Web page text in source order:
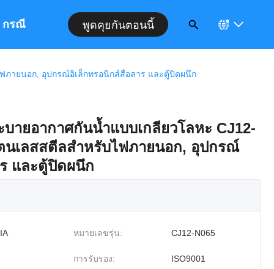
กรณี พูดคุยกันตอนนี้
ภายนอก, อุปกรณ์อิเล็กทรอนิกส์สื่อสาร และตู้ปิดผนึก
บายอากาศกันน้ำแบบเกลียวโลหะ CJ12-
นเลสสตีลสำหรับไฟภายนอก, อุปกรณ์
และตู้ปิดผนึก
หมายเลขรุ่น: CJ12-N065
การรับรอง: ISO9001